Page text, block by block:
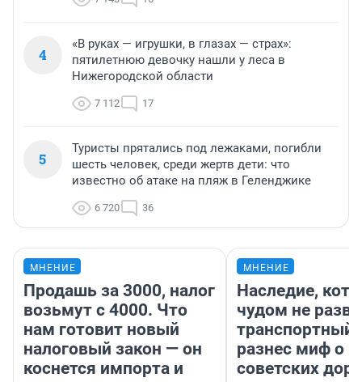
4
«В руках — игрушки, в глазах — страх»:
пятилетнюю девочку нашли у леса в
Нижегородской области
7 112 17
5
Туристы прятались под лежаками, погибли
шесть человек, среди жертв дети: что
известно об атаке на пляж в Геленджике
6 720 36
МНЕНИЕ
Продашь за 3000, налог
возьмут с 4000. Что
нам готовит новый
налоговый закон — он
коснется импорта и
МНЕНИЕ
Наследие,
чудом не
транспортный
разнес миф о
советских